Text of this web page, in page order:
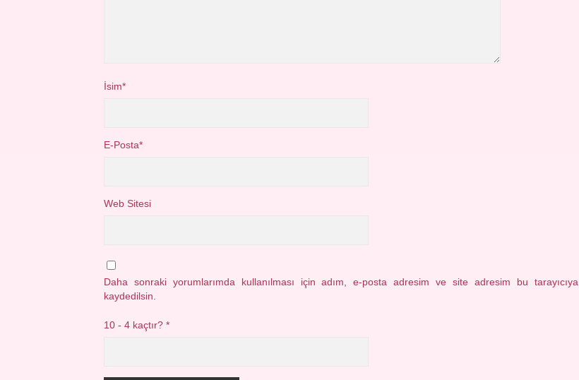
İsim*
E-Posta*
Web Sitesi
Daha sonraki yorumlarımda kullanılması için adım, e-posta adresim ve site adresim bu tarayıcıya
kaydedilsin.
10 - 4 kaçtır? *